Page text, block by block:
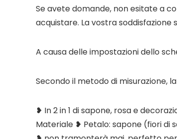
Se avete domande, non esitate a
acquistare. La vostra
A causa delle impostazioni dello
Secondo il metodo di misurazione,
❥ In 2 in 1 di sapone, rosa e
Materiale ❥ Petalo: sapone (fiori di